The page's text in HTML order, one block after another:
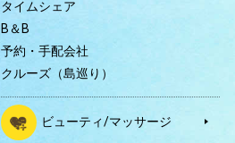
タイムシェア
B＆B
予約・手配会社
クルーズ（島巡り）
ビューティ/マッサージ